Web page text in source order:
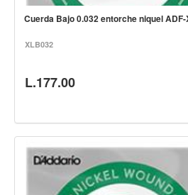
Cuerdas
Bajos
Acustico
Pedales de efectos
Estuches y fundas
Cuerda Bajo 0.032 entorche
XLB032
L.177.00